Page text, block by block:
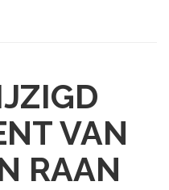
VAN
RAAN